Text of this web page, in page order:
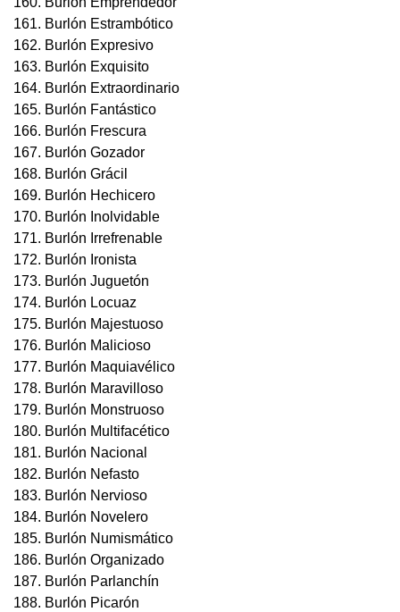
161. Burlón Estrambótico
162. Burlón Expresivo
163. Burlón Exquisito
164. Burlón Extraordinario
165. Burlón Fantástico
166. Burlón Frescura
167. Burlón Gozador
168. Burlón Grácil
169. Burlón Hechicero
170. Burlón Inolvidable
171. Burlón Irrefrenable
172. Burlón Ironista
173. Burlón Juguetón
174. Burlón Locuaz
175. Burlón Majestuoso
176. Burlón Malicioso
177. Burlón Maquiavélico
178. Burlón Maravilloso
179. Burlón Monstruoso
180. Burlón Multifacético
181. Burlón Nacional
182. Burlón Nefasto
183. Burlón Nervioso
184. Burlón Novelero
185. Burlón Numismático
186. Burlón Organizado
187. Burlón Parlanchín
188. Burlón Picarón